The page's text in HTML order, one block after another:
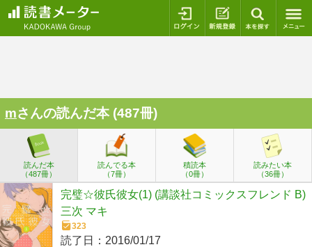
ログイン 新規登録
mさんの読んだ本 (487冊)
読んだ本
（487冊）
読んでる本
（7冊）
積読本
（0冊）
読みたい本
（36冊）
完璧☆彼氏彼女(1) (講談社コミックスフレンド B)
三次 マキ
323
読了日： 2016/01/17